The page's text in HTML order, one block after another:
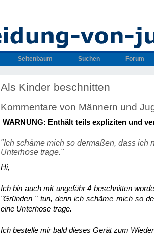
Seitenbaum Suchen Forum
Als Kinder beschnitten
Kommentare von Männern und
WARNUNG: Enthält teils expliziten und
"Ich schäme mich so dermaßen, dass ich
Unterhose trage."
Hi,
Ich bin auch mit ungefähr 4 beschnitten
"Gründen " tun, denn ich schäme mich so
eine Unterhose trage.
Ich bestelle mir bald dieses Gerät zum